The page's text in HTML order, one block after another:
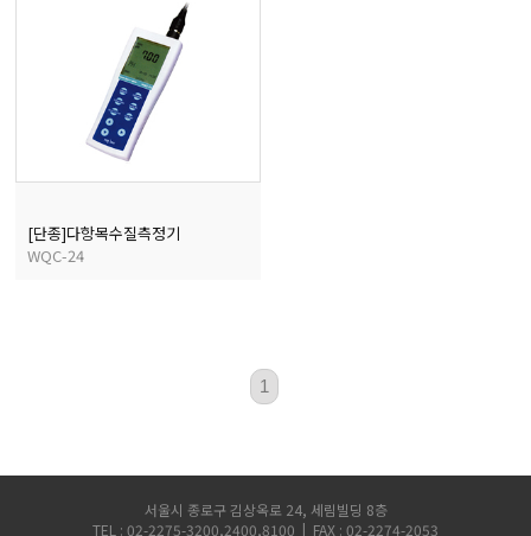
[단종]다항목수질측정기
WQC-24
1
서울시 종로구 김상옥로 24, 세림빌딩 8층
TEL : 02-2275-3200,2400,8100 | FAX : 02-2274-2053